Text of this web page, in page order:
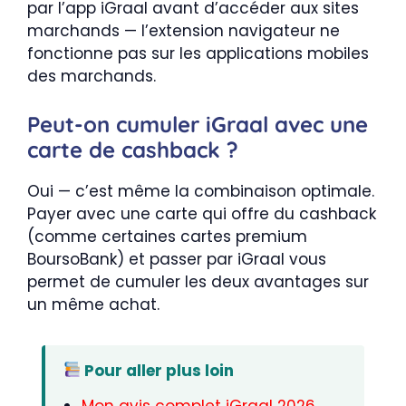
par l’app iGraal avant d’accéder aux sites
marchands — l’extension navigateur ne
fonctionne pas sur les applications mobiles
des marchands.
Peut-on cumuler iGraal avec une
carte de cashback ?
Oui — c’est même la combinaison optimale.
Payer avec une carte qui offre du cashback
(comme certaines cartes premium
BoursoBank) et passer par iGraal vous
permet de cumuler les deux avantages sur
un même achat.
Pour aller plus loin